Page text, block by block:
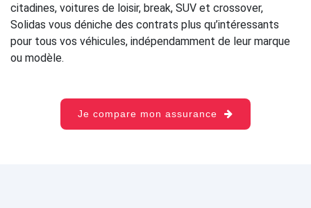
citadines, voitures de loisir, break, SUV et crossover,
Solidas vous déniche des contrats plus qu’intéressants
pour tous vos véhicules, indépendamment de leur marque
ou modèle.
Je compare mon assurance